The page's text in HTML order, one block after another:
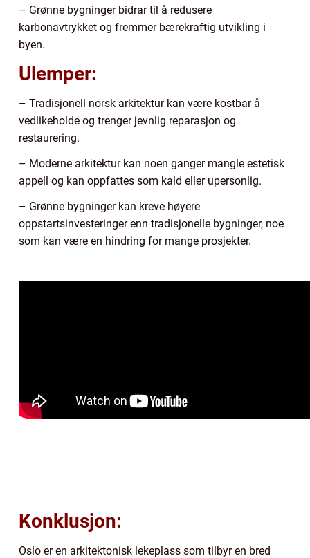
– Grønne bygninger bidrar til å redusere
karbonavtrykket og fremmer bærekraftig utvikling i
byen.
Ulemper:
– Tradisjonell norsk arkitektur kan være kostbar å
vedlikeholde og trenger jevnlig reparasjon og
restaurering.
– Moderne arkitektur kan noen ganger mangle estetisk
appell og kan oppfattes som kald eller upersonlig.
– Grønne bygninger kan kreve høyere
oppstartsinvesteringer enn tradisjonelle bygninger, noe
som kan være en hindring for mange prosjekter.
Konklusjon:
Oslo er en arkitektonisk lekeplass som tilbyr en bred